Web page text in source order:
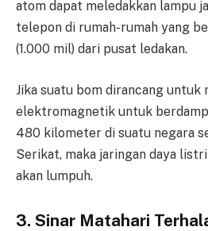
atom dapat meledakkan lampu
telepon di rumah-rumah yang
(1.000 mil) dari pusat ledakan.
Jika suatu bom dirancang untuk
elektromagnetik untuk
480 kilometer di suatu negara
Serikat, maka jaringan daya
akan lumpuh.
3. Sinar Matahari